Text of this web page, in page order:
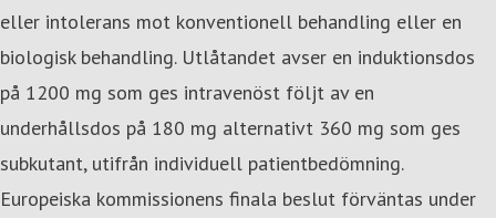
eller intolerans mot konventionell behandling eller en
biologisk behandling. Utlåtandet avser en induktionsdos
på 1200 mg som ges intravenöst följt av en
underhållsdos på 180 mg alternativt 360 mg som ges
subkutant, utifrån individuell patientbedömning.
Europeiska kommissionens finala beslut förväntas under